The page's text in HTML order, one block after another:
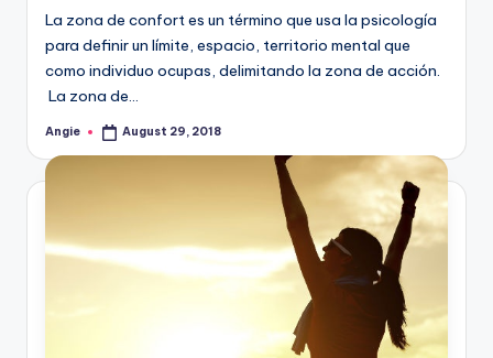
La zona de confort es un término que usa la psicología
para definir un límite, espacio, territorio mental que
como individuo ocupas, delimitando la zona de acción.
La zona de…
Posted
Angie August 29, 2018